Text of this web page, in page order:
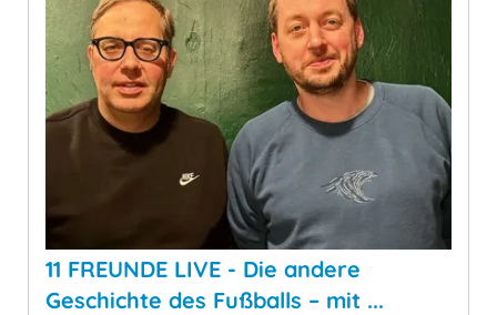
11 FREUNDE LIVE - Die andere
Geschichte des Fußballs – mit ...